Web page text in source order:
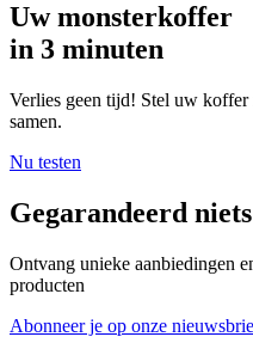
Uw monsterkoffer
in 3 minuten
Verlies geen tijd! Stel uw
samen.
Nu testen
Gegarandeerd
Ontvang unieke aanbiedingen
producten
Abonneer je op onze